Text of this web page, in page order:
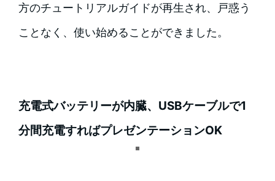
方のチュートリアルガイドが再生され、戸惑う
ことなく、使い始めることができました。
充電式バッテリーが内臓、USBケーブルで1
分間充電すればプレゼンテーションOK